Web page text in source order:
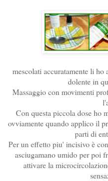
mescolati accuratamente li
dolente in
Massaggio con movimenti
Con questa piccola dose ho
ovviamente quando applico il
parti di
Per un effetto piu' incisivo è
asciugamano umido per poi
attivare la